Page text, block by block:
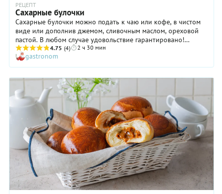
РЕЦЕПТ
Сахарные булочки
Сахарные булочки можно подать к чаю или кофе, в чистом
виде или дополнив джемом, сливочным маслом, ореховой
пастой. В любом случае удовольствие гарантировано!
Готовятся сахарные булочки очень просто и довольно
быстро для изделий из дрожжевого теста, что, согласитесь,
немаловажно. Вариант формовки, предложенный нами
(«улитки») вы можете заменить любым другим. То есть, из
этого же теста вы можете сделать просто круглые булочки, а
также «косички», «подковки» или затейливые «цветочки».
Получится красиво и оригинально.
4.75 (4) 2 ч 30 мин
gastronom